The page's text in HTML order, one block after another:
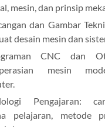
mesin, dan prinsip
dan Gambar
desain mesin dan
CNC dan
mesin
Pengajaran:
pelajaran, metode